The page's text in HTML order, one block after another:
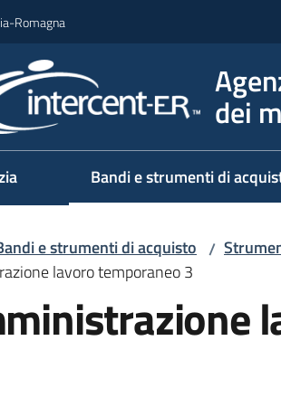
Romagna
dei
Bandi e strumenti di
e strumenti di acquisto /
lavoro temporaneo 3